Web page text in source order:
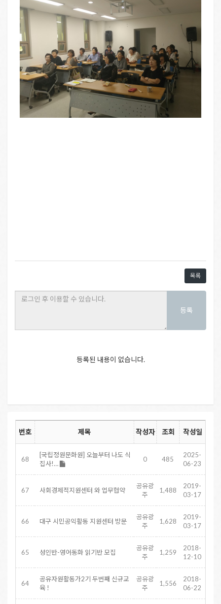
목록
등록
등록된 내용이 없습니다.
번호 제목 작성자 조회 작성일
68
[국립정원문화원] 오늘부터 나도 식
집사!…
0 485
2025-
06-23
67 사회경제적지원센터 와 업무협약
공유광
주
1,488
2019-
03-17
66 대구 시민공익활동 지원센터 방문
공유광
주
1,628
2019-
03-17
65 성인반-영어동화 읽기반 모집
공유광
주
1,259
2018-
12-10
64
공유자원활동가2기 두번째 신규교
육 !
공유광
주
1,556
2018-
06-22